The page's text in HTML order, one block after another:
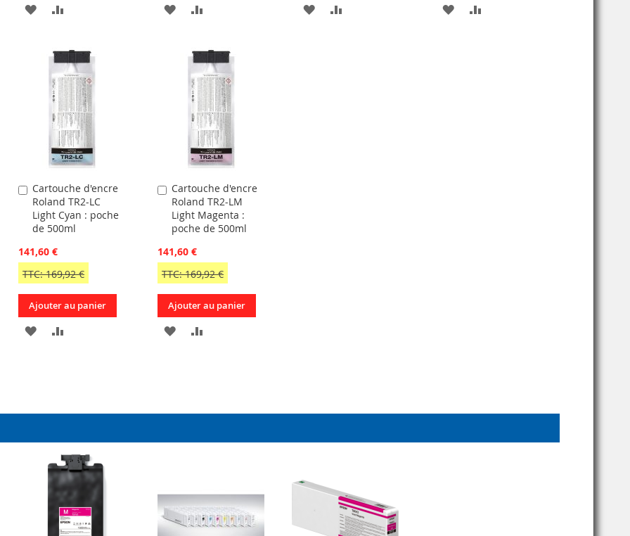
AJOUTER
MA
LISTE
D’ENVIE
COMPARATEUR
AJOUTER
MA
LISTE
D’ENVIE
COMPARATEUR
AJOUTER
AJOUTER
Cartouche d'encre
Roland TR2-LC
Light Cyan : poche
de 500ml
141,60 €
TTC: 169,92 €
Ajouter
au
panier
Ajouter au panier
AJOUTER
Cartouche d'encre
Roland TR2-LM
Light Magenta :
poche de 500ml
141,60 €
TTC: 169,92 €
Ajouter
au
panier
Ajouter au panier
AJOUTER